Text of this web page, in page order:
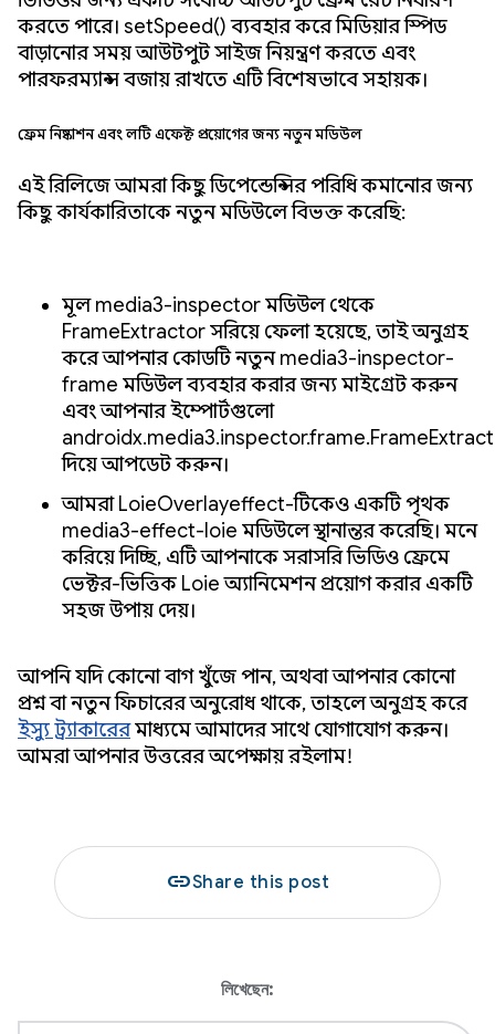
করতে পারে। setSpeed() ব্যবহার করে মিডিয়ার স্পিড
বাড়ানোর সময় আউটপুট সাইজ নিয়ন্ত্রণ করতে এবং
পারফরম্যান্স বজায় রাখতে এটি বিশেষভাবে সহায়ক।
ফ্রেম নিষ্কাশন এবং লটি এফেক্ট প্রয়োগের জন্য নতুন মডিউল
এই রিলিজে আমরা কিছু ডিপেন্ডেন্সির পরিধি কমানোর জন্য
কিছু কার্যকারিতাকে নতুন মডিউলে বিভক্ত করেছি:
মূল media3-inspector মডিউল থেকে
FrameExtractor সরিয়ে ফেলা হয়েছে, তাই অনুগ্রহ
করে আপনার কোডটি নতুন media3-inspector-
frame মডিউল ব্যবহার করার জন্য মাইগ্রেট করুন
এবং আপনার ইম্পোর্টগুলো
দিয়ে আপডেট করুন।
আমরা LottieOverlayeffect-টিকেও একটি পৃথক
media3-effect-lottie মডিউলে স্থানান্তর করেছি। মনে
করিয়ে দিচ্ছি, এটি আপনাকে সরাসরি ভিডিও ফ্রেমে
ভেক্টর-ভিত্তিক Lottie অ্যানিমেশন প্রয়োগ করার একটি
সহজ উপায় দেয়।
আপনি যদি কোনো বাগ খুঁজে পান, অথবা আপনার কোনো
প্রশ্ন বা নতুন ফিচারের অনুরোধ থাকে, তাহলে অনুগ্রহ করে
ইস্যু ট্র্যাকারেরমাধ্যমে আমাদের সাথে যোগাযোগ করুন।
আমরা আপনার উত্তরের অপেক্ষায় রইলাম!
linkShare this post
লিখেছেন: